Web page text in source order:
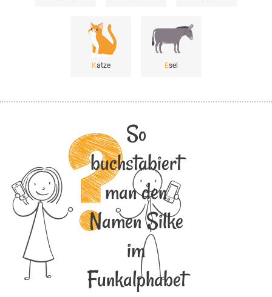
Katze Esel
So
buchstabiert
man den
Namen Silke
im
Funkalphabet